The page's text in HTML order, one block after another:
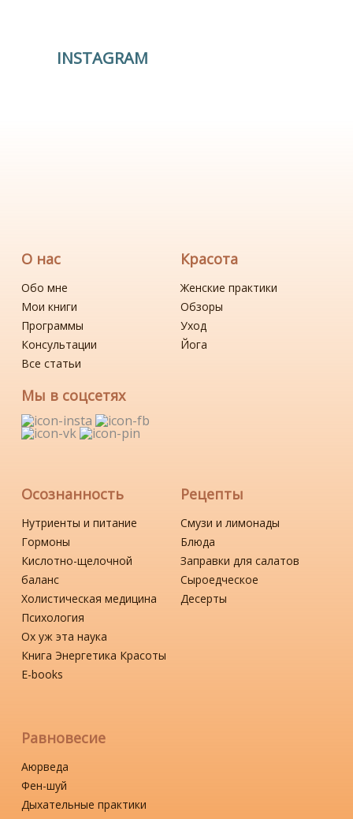
INSTAGRAM
О нас
Обо мне
Мои книги
Программы
Консультации
Все статьи
Мы в соцсетях
Красота
Женские практики
Обзоры
Уход
Йога
Осознанность
Нутриенты и питание
Гормоны
Кислотно-щелочной
баланс
Холистическая медицина
Психология
Ох уж эта наука
Книга Энергетика Красоты
Е-books
Рецепты
Смузи и лимонады
Блюда
Заправки для салатов
Сыроедческое
Десерты
Равновесие
Аюрведа
Фен-шуй
Дыхательные практики